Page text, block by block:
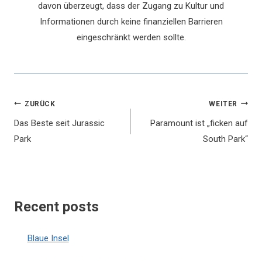
davon überzeugt, dass der Zugang zu Kultur und
Informationen durch keine finanziellen Barrieren
eingeschränkt werden sollte.
Beitragsnavigation
ZURÜCK
Das Beste seit Jurassic
Park
WEITER
Paramount ist „ficken auf
South Park“
Recent posts
Blaue Insel